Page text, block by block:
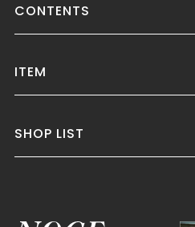
CONTENTS
ITEM
SHOP LIST